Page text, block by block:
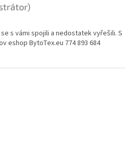
s vámi spojili a nedostatek vyřešili. S
eshop BytoTex.eu 774 893 684
je 5 z 5 hvězdiček.